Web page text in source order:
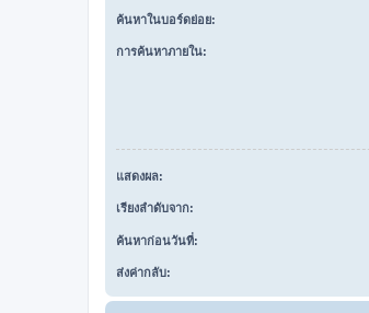
ค้นหาในบอร์ดย่อย:
การค้นหาภายใน:
แสดงผล:
เรียงลำดับจาก:
ค้นหาก่อนวันที่:
ส่งค่ากลับ: